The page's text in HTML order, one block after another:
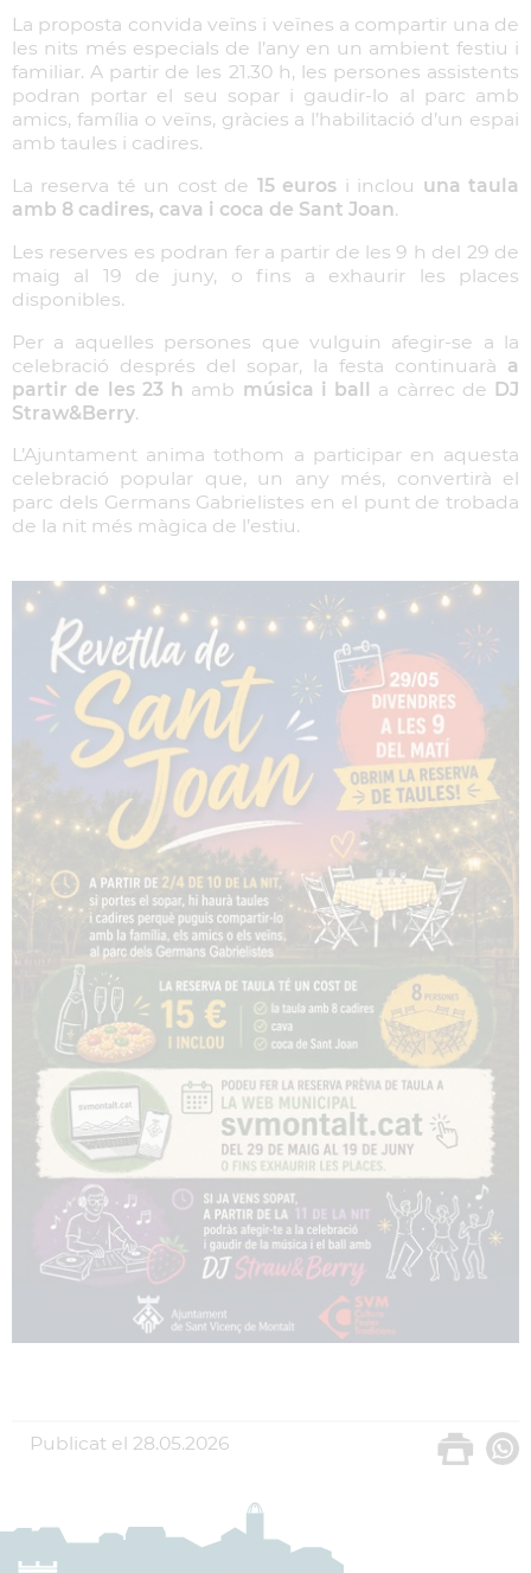
La proposta convida veïns i veïnes a compartir una de
les nits més especials de l’any en un ambient festiu i
familiar. A partir de les 21.30 h, les persones assistents
podran portar el seu sopar i gaudir-lo al parc amb
amics, família o veïns, gràcies a l’habilitació d’un espai
amb taules i cadires.
La reserva té un cost de 15 euros i inclou una taula
amb 8 cadires, cava i coca de Sant Joan.
Les reserves es podran fer a partir de les 9 h del 29 de
maig al 19 de juny, o fins a exhaurir les places
disponibles.
Per a aquelles persones que vulguin afegir-se a la
celebració després del sopar, la festa continuarà a
partir de les 23 h amb música i ball a càrrec de DJ
Straw&Berry.
L’Ajuntament anima tothom a participar en aquesta
celebració popular que, un any més, convertirà el
parc dels Germans Gabrielistes en el punt de trobada
de la nit més màgica de l’estiu.
Publicat el 28.05.2026